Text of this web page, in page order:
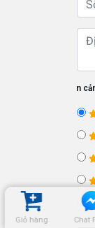
Giỏ hàng Chat
Bạn